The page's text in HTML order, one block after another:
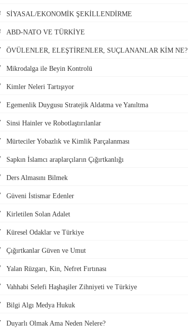
SİYASAL/EKONOMİK ŞEKİLLENDİRME
ABD-NATO VE TÜRKİYE
ÖVÜLENLER, ELEŞTİRENLER, SUÇLANANLAR KİM NE?
Mikrodalga ile Beyin Kontrolü
Kimler Neleri Tartışıyor
Egemenlik Duygusu Stratejik Aldatma ve Yanıltma
Sinsi Hainler ve Robotlaştırılanlar
Mürteciler Yobazlık ve Kimlik Parçalanması
Sapkın İslamcı araplarçıların Çığırtkanlığı
Ders Almasını Bilmek
Güveni İstismar Edenler
Kirletilen Solan Adalet
Küresel Odaklar ve Türkiye
Çığırtkanlar Güven ve Umut
Yalan Rüzgarı, Kin, Nefret Fırtınası
Vahhabi Selefi Haşhaşiler Zihniyeti ve Türkiye
Bilgi Algı Medya Hukuk
Duyarlı Olmak Ama Neden Nelere?